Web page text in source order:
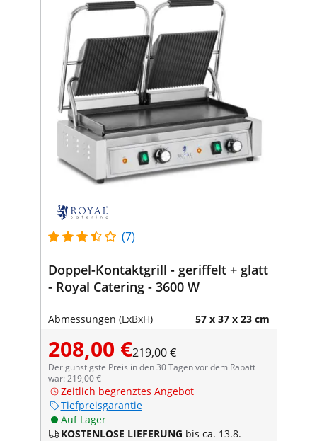
(7)
Doppel-Kontaktgrill - geriffelt + glatt
- Royal Catering - 3600 W
Abmessungen (LxBxH) 57 x 37 x 23 cm
208,00 €219,00 €
Der günstigste Preis in den 30 Tagen vor dem Rabatt
war: 219,00 €
Zeitlich begrenztes Angebot
Tiefpreisgarantie
Auf Lager
KOSTENLOSE LIEFERUNG bis ca. 13.8.